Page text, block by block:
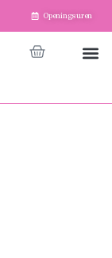
Openingsuren